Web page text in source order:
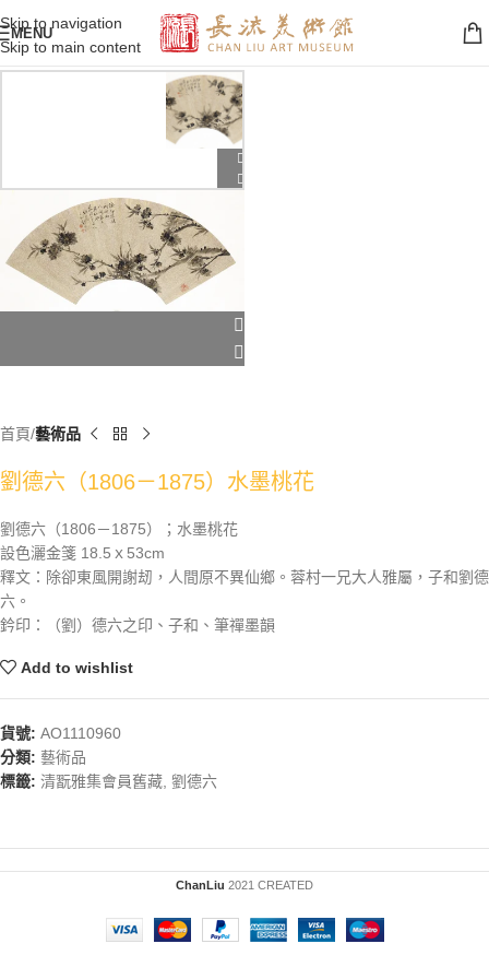
Skip to navigation
Skip to main content
MENU
首頁 藝術品
劉德六（1806－1875）水墨桃花
劉德六（1806－1875）；水墨桃花
設色灑金箋 18.5ｘ53cm
釋文：除卻東風開謝刼，人間原不異仙鄉。蓉村一兄大人雅屬，子和劉德
六。
鈐印：（劉）德六之印、子和、筆禪墨韻
Add to wishlist
貨號: AO1110960
分類: 藝術品
標籤: 清翫雅集會員舊藏 劉德六
ChanLiu 2021 CREATED